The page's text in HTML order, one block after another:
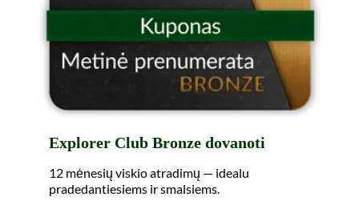
Explorer Club Bronze dovanoti
12 mėnesių viskio atradimų — idealu
pradedantiesiems ir smalsiems.